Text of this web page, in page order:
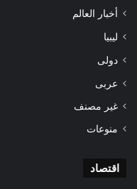
أخبار العالم
ليبيا
دولى
عربى
غير مصنف
منوعات
اقتصاد